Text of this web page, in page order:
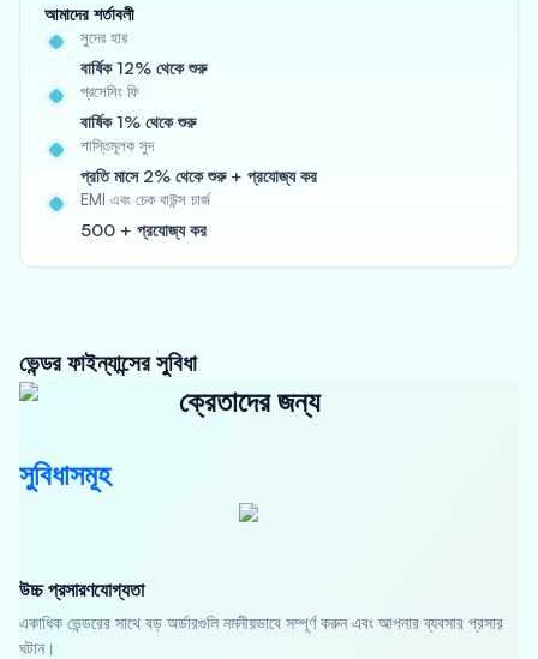
আমাদের শর্তাবলী
সুদের হার
বার্ষিক 12% থেকে শুরু
প্রসেসিং ফি
বার্ষিক 1% থেকে শুরু
শাস্তিমূলক সুদ
প্রতি মাসে 2% থেকে শুরু + প্রযোজ্য কর
EMI এবং চেক বাউন্স চার্জ
500 + প্রযোজ্য কর
ভেন্ডর ফাইন্যান্সের সুবিধা
ক্রেতাদের জন্য
সুবিধাসমূহ
উচ্চ প্রসারণযোগ্যতা
একাধিক ভেন্ডরের সাথে বড় অর্ডারগুলি নমনীয়ভাবে সম্পূর্ণ করুন এবং আপনার ব্যবসার প্রসার
ঘটান।